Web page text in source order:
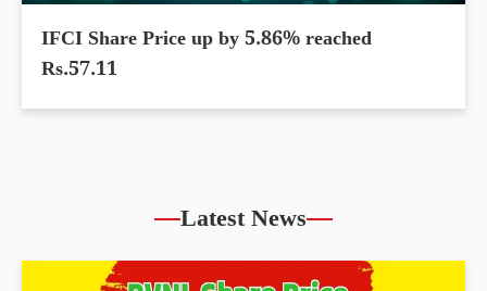
IFCI Share Price up by 5.86% reached
Rs.57.11
Latest News